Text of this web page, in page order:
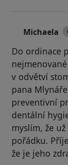
Michaela
Do ordinace
v odvětví
pana
preventivní
dentální
myslím, že
pořádku.
že je jeho